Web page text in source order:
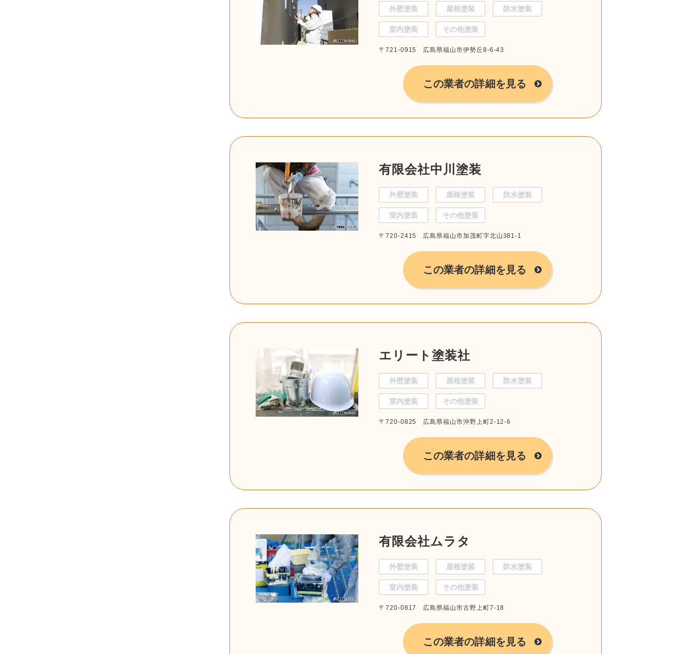
外壁塗装 屋根塗装 防水塗装
室内塗装 その他塗装
〒721-0915 広島県福山市伊勢丘8-6-43
この業者の詳細を見る
有限会社中川塗装
外壁塗装 屋根塗装 防水塗装
室内塗装 その他塗装
〒720-2415 広島県福山市加茂町字北山381-1
この業者の詳細を見る
エリート塗装社
外壁塗装 屋根塗装 防水塗装
室内塗装 その他塗装
〒720-0825 広島県福山市沖野上町2-12-6
この業者の詳細を見る
有限会社ムラタ
外壁塗装 屋根塗装 防水塗装
室内塗装 その他塗装
〒720-0817 広島県福山市古野上町7-18
この業者の詳細を見る